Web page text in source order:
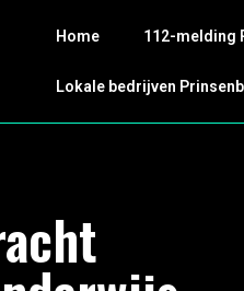
Home 112-melding
Lokale bedrijven